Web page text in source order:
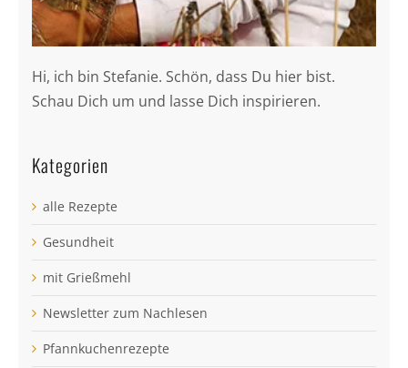
Hi, ich bin Stefanie. Schön, dass Du hier bist.
Schau Dich um und lasse Dich inspirieren.
Kategorien
alle Rezepte
Gesundheit
mit Grießmehl
Newsletter zum Nachlesen
Pfannkuchenrezepte